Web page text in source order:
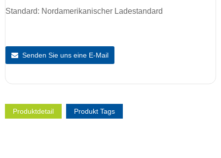
Standard: Nordamerikanischer Ladestandard
Senden Sie uns eine E-Mail
Produktdetail Produkt Tags